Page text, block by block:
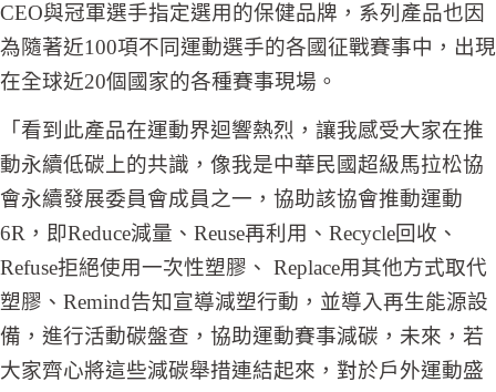
CEO與冠軍選手指定選用的保健品牌，系列產品也因
為隨著近100項不同運動選手的各國征戰賽事中，出現
在全球近20個國家的各種賽事現場。
「看到此產品在運動界迴響熱烈，讓我感受大家在推
動永續低碳上的共識，像我是中華民國超級馬拉松協
會永續發展委員會成員之一，協助該協會推動運動
6R，即Reduce減量、Reuse再利用、Recycle回收、
Refuse拒絕使用一次性塑膠、 Replace用其他方式取代
塑膠、Remind告知宣導減塑行動，並導入再生能源設
備，進行活動碳盤查，協助運動賽事減碳，未來，若
大家齊心將這些減碳舉措連結起來，對於戶外運動盛